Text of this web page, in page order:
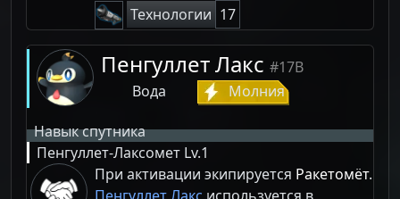
Технологии 17
Пенгуллет Лакс #17B
Вода
Молния
Навык спутника
Пенгуллет-Лаксомет Lv.1
При активации экипируется Ракетомёт.